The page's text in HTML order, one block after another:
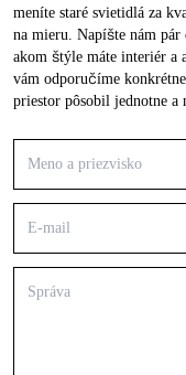
meníte staré svietidlá za
na mieru. Napíšte nám
akom štýle máte interiér a
vám odporučíme
priestor pôsobil jednotne a